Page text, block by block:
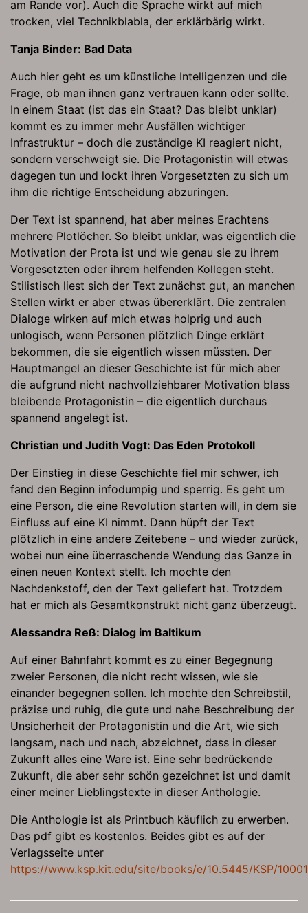
am Rande vor). Auch die Sprache wirkt auf mich
trocken, viel Technikblabla, der erklärbärig wirkt.
Tanja Binder: Bad Data
Auch hier geht es um künstliche Intelligenzen und die
Frage, ob man ihnen ganz vertrauen kann oder sollte.
In einem Staat (ist das ein Staat? Das bleibt unklar)
kommt es zu immer mehr Ausfällen wichtiger
Infrastruktur – doch die zuständige KI reagiert nicht,
sondern verschweigt sie. Die Protagonistin will etwas
dagegen tun und lockt ihren Vorgesetzten zu sich um
ihm die richtige Entscheidung abzuringen.
Der Text ist spannend, hat aber meines Erachtens
mehrere Plotlöcher. So bleibt unklar, was eigentlich die
Motivation der Prota ist und wie genau sie zu ihrem
Vorgesetzten oder ihrem helfenden Kollegen steht.
Stilistisch liest sich der Text zunächst gut, an manchen
Stellen wirkt er aber etwas übererklärt. Die zentralen
Dialoge wirken auf mich etwas holprig und auch
unlogisch, wenn Personen plötzlich Dinge erklärt
bekommen, die sie eigentlich wissen müssten. Der
Hauptmangel an dieser Geschichte ist für mich aber
die aufgrund nicht nachvollziehbarer Motivation blass
bleibende Protagonistin – die eigentlich durchaus
spannend angelegt ist.
Christian und Judith Vogt: Das Eden Protokoll
Der Einstieg in diese Geschichte fiel mir schwer, ich
fand den Beginn infodumpig und sperrig. Es geht um
eine Person, die eine Revolution starten will, in dem sie
Einfluss auf eine KI nimmt. Dann hüpft der Text
plötzlich in eine andere Zeitebene – und wieder zurück,
wobei nun eine überraschende Wendung das Ganze in
einen neuen Kontext stellt. Ich mochte den
Nachdenkstoff, den der Text geliefert hat. Trotzdem
hat er mich als Gesamtkonstrukt nicht ganz überzeugt.
Alessandra Reß: Dialog im Baltikum
Auf einer Bahnfahrt kommt es zu einer Begegnung
zweier Personen, die nicht recht wissen, wie sie
einander begegnen sollen. Ich mochte den Schreibstil,
präzise und ruhig, die gute und nahe Beschreibung der
Unsicherheit der Protagonistin und die Art, wie sich
langsam, nach und nach, abzeichnet, dass in dieser
Zukunft alles eine Ware ist. Eine sehr bedrückende
Zukunft, die aber sehr schön gezeichnet ist und damit
einer meiner Lieblingstexte in dieser Anthologie.
Die Anthologie ist als Printbuch käuflich zu erwerben.
Das pdf gibt es kostenlos. Beides gibt es auf der
Verlagsseite unter
https://www.ksp.kit.edu/site/books/e/10.5445/KSP/